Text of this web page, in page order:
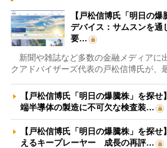
【戸松信博氏「明日の
デバイス：サムスンを通
要…
新聞や雑誌など多数の金融メディアに
クアドバイザーズ代表の戸松信博氏が、
【戸松信博氏「明日の爆騰株」を探
端半導体の製造に不可欠な検査装…
【戸松信博氏「明日の爆騰株」を探
えるキープレーヤー 成長の再評…